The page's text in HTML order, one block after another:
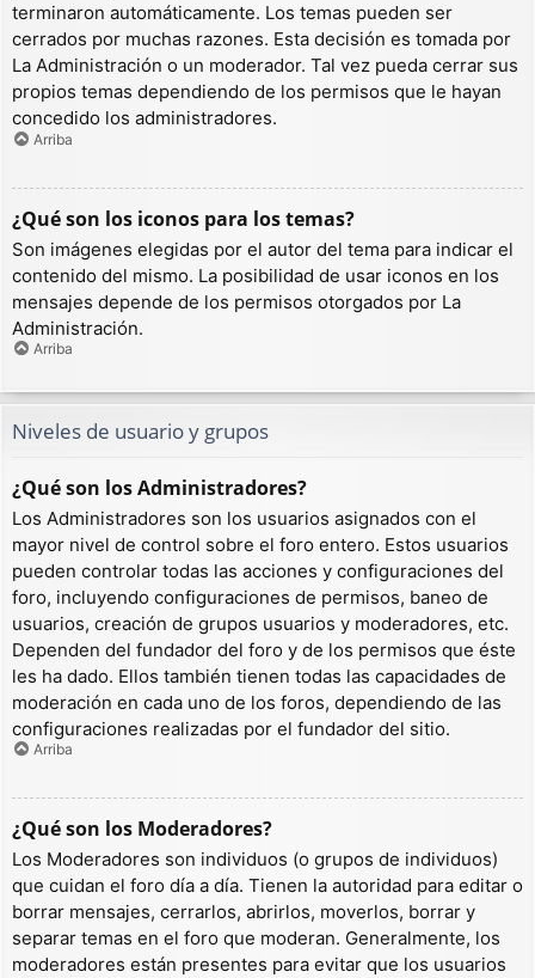
terminaron automáticamente. Los temas pueden ser
cerrados por muchas razones. Esta decisión es tomada por
La Administración o un moderador. Tal vez pueda cerrar sus
propios temas dependiendo de los permisos que le hayan
concedido los administradores.
Arriba
¿Qué son los iconos para los temas?
Son imágenes elegidas por el autor del tema para indicar el
contenido del mismo. La posibilidad de usar iconos en los
mensajes depende de los permisos otorgados por La
Administración.
Arriba
Niveles de usuario y grupos
¿Qué son los Administradores?
Los Administradores son los usuarios asignados con el
mayor nivel de control sobre el foro entero. Estos usuarios
pueden controlar todas las acciones y configuraciones del
foro, incluyendo configuraciones de permisos, baneo de
usuarios, creación de grupos usuarios y moderadores, etc.
Dependen del fundador del foro y de los permisos que éste
les ha dado. Ellos también tienen todas las capacidades de
moderación en cada uno de los foros, dependiendo de las
configuraciones realizadas por el fundador del sitio.
Arriba
¿Qué son los Moderadores?
Los Moderadores son individuos (o grupos de individuos)
que cuidan el foro día a día. Tienen la autoridad para editar o
borrar mensajes, cerrarlos, abrirlos, moverlos, borrar y
separar temas en el foro que moderan. Generalmente, los
moderadores están presentes para evitar que los usuarios